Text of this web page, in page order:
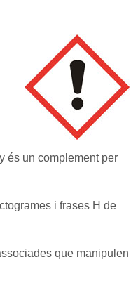
és un complement per
i frases H de
que manipulen